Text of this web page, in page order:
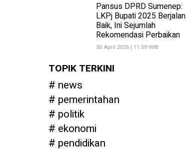
Pansus DPRD Sumenep:
LKPj Bupati 2025 Berjalan
Baik, Ini Sejumlah
Rekomendasi Perbaikan
30 April 2026 | 11:59 WIB
TOPIK TERKINI
news
pemerintahan
politik
ekonomi
pendidikan